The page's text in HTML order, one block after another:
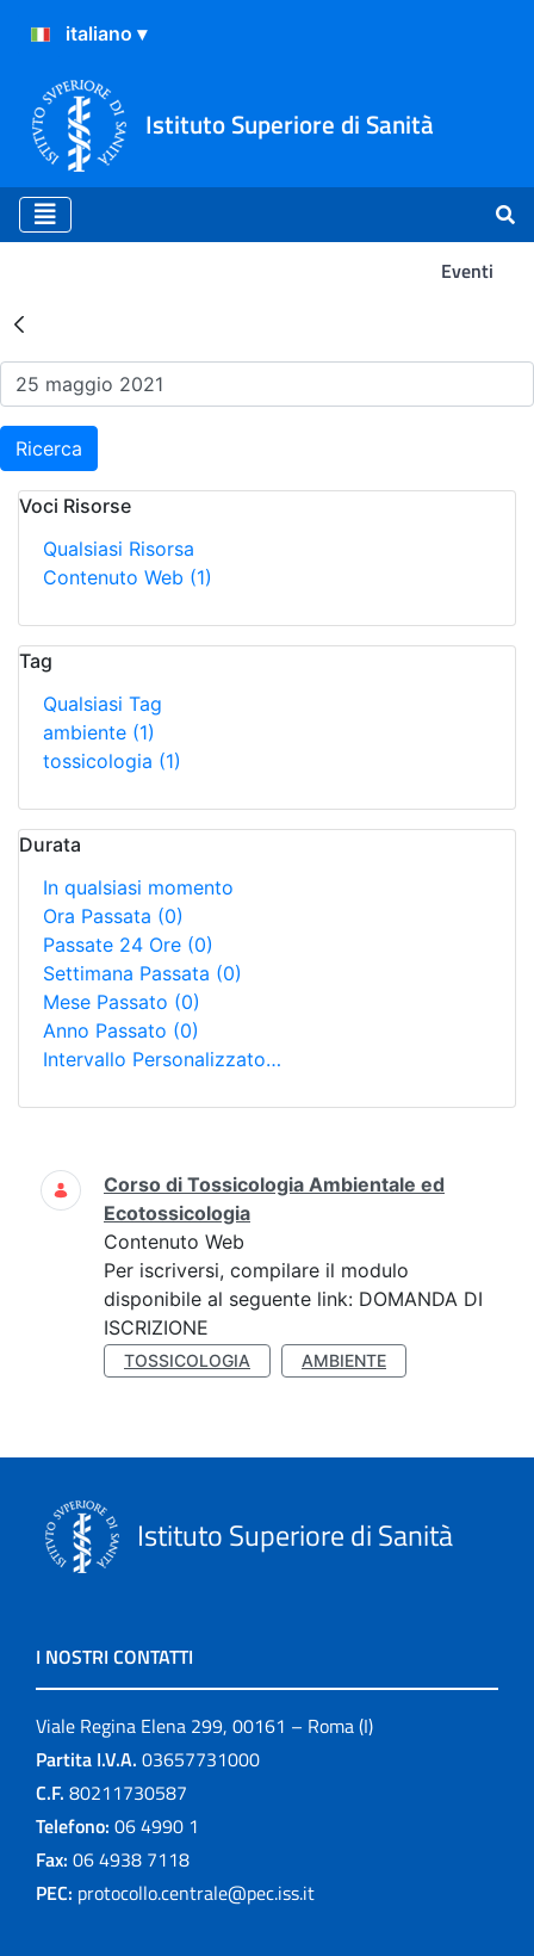
Istituto Superiore di Sanità
Eventi
Risultati della Ricerca -
Ricerca
Voci Risorse
Qualsiasi Risorsa
Contenuto Web (1)
Tag
Qualsiasi Tag
ambiente (1)
tossicologia (1)
Durata
In qualsiasi momento
Ora Passata (0)
Passate 24 Ore (0)
Settimana Passata (0)
Mese Passato (0)
Anno Passato (0)
Intervallo Personalizzato…
Ricerca
Corso di Tossicologia Ambientale ed
Ecotossicologia
Contenuto Web
Per iscriversi, compilare il modulo
disponibile al seguente link: DOMANDA DI
ISCRIZIONE
TOSSICOLOGIA AMBIENTE
Istituto Superiore di Sanità
I NOSTRI CONTATTI
Viale Regina Elena 299, 00161 – Roma (I)
Partita I.V.A. 03657731000
C.F. 80211730587
Telefono: 06 4990 1
Fax: 06 4938 7118
PEC: protocollo.centrale@pec.iss.it